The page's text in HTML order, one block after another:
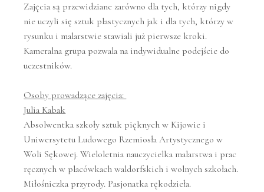
Zajęcia są przewidziane zarówno dla tych, którzy nigdy
nie uczyli się sztuk plastycznych jak i dla tych, którzy w
rysunku i malarstwie stawiali już pierwsze kroki.
Kameralna grupa pozwala na indywidualne podejście do
uczestników.
Osoby prowadzące zajęcia:
Julia Kabak
Absolwentka szkoły sztuk pięknych w Kijowie i
Uniwersytetu Ludowego Rzemiosła Artystycznego w
Woli Sękowej. Wieloletnia nauczycielka malarstwa i prac
ręcznych w placówkach waldorfskich i wolnych szkołach.
Miłośniczka przyrody. Pasjonatka rękodzieła.